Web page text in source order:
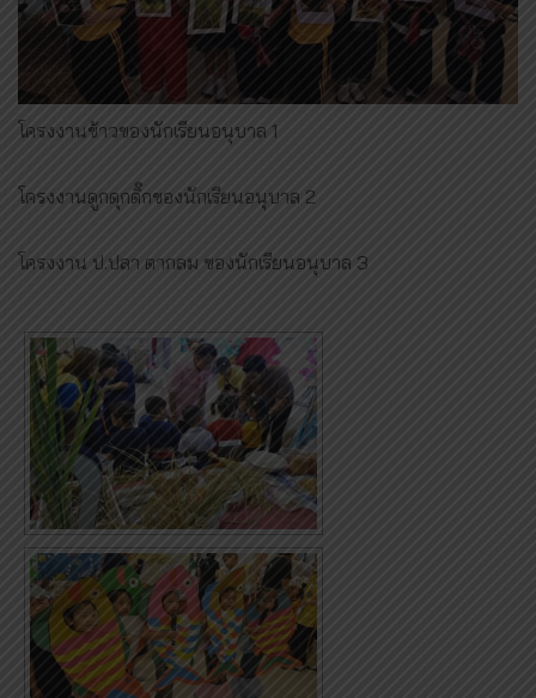
โครงงานข้าวของนักเรียนอนุบาล 1
โครงงานดูกดุกดิ๊กของนักเรียนอนุบาล 2
โครงงาน ป.ปลา ตากลม ของนักเรียนอนุบาล 3